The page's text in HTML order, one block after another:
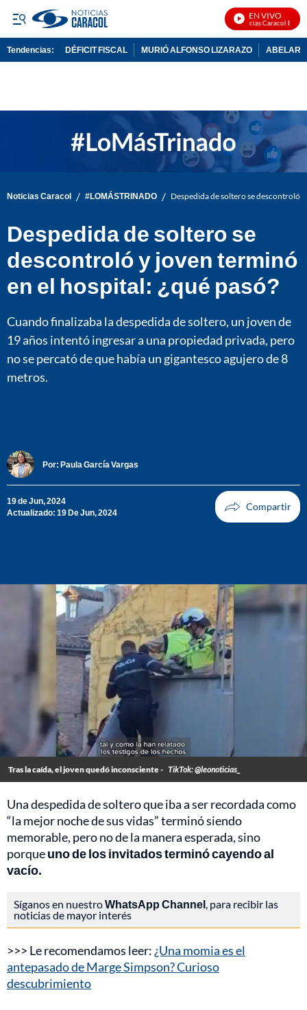
EN VIVO
Noticias Caracol En Vivo
Tendencias: DÉFICIT FISCAL MURIÓ ALFONSO LIZARAZO
Noticias Caracol / #LOMÁSTRINADO / Despedida de soltero se descontroló
Despedida de soltero se
descontroló y joven terminó
en el hospital: ¿qué pasó?
Cuando finalizaba la despedida de soltero, un joven de
19 años intentó ingresar a una propiedad privada, pero
no se percató de que había un gigantesco agujero de 8
metros.
Por: Paula García Vargas
19 de Jun, 2024
Actualizado: 19 De Jun, 2024
Tras la caída, el joven quedó inconsciente - TikTok: @leonoticias_
Una despedida de soltero que iba a ser recordada como
“la mejor noche de sus vidas” terminó siendo
memorable, pero no de la manera esperada, sino
porqueuno de los invitados terminó cayendo al
vacío.
Síganos en nuestroWhatsApp Channel, para recibir las
noticias de mayor interés
>>> Le recomendamos leer: ¿Una momia es el
antepasado de Marge Simpson? Curioso
descubrimiento